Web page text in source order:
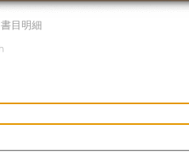
書目明細